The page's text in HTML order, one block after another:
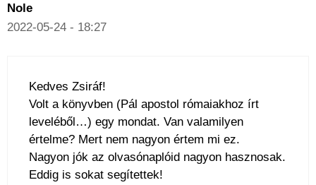
Nole
2022-05-24 - 18:27
Kedves Zsiráf!
Volt a könyvben (Pál apostol rómaiakhoz írt
leveléből…) egy mondat. Van valamilyen
értelme? Mert nem nagyon értem mi ez.
Nagyon jók az olvasónaplóid nagyon hasznosak.
Eddig is sokat segítettek!